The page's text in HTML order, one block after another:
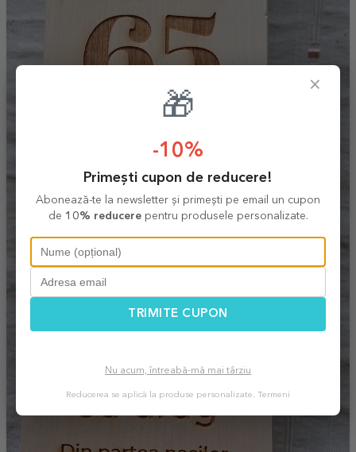
×
🎁
-10%
Primești cupon de reducere!
Abonează-te la newsletter și primești pe email un cupon
de 10% reducerepentru produsele personalizate.
TRIMITE CUPON
Nu acum, întreabă-mă mai târziu
Reducerea se aplică la produse personalizate. Termeni